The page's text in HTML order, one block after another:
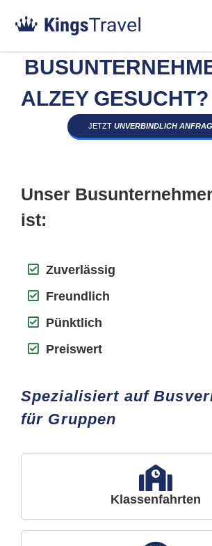
ALZEY GESUCHT?
JETZT UNVERBINDLICH
Unser
ist:
Zuverlässig
Freundlich
Pünktlich
Preiswert
Spezialisiert auf
für Gruppen
Klassenfahrten